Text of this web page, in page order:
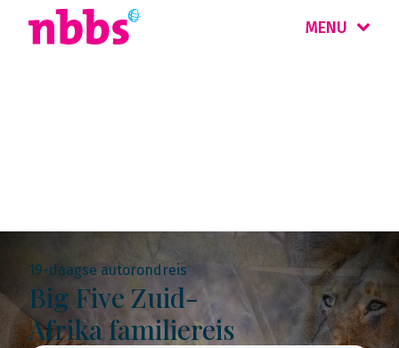
MENU
19-daagse autorondreis
Big Five Zuid-
Afrika familiereis